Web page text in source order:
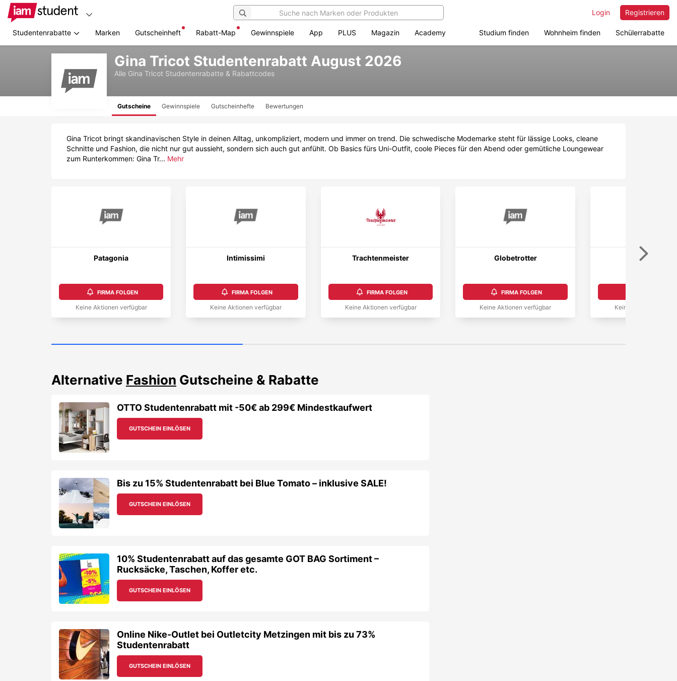
Registrieren
Login
Studentenrabatte Marken Gutscheinheft Rabatt-Map Gewinnspiele App PLUS Magazin Academy Studium finden Wohnheim finden Schülerrabatte
Gina Tricot Studentenrabatt August 2026
Alle Gina Tricot Studentenrabatte & Rabattcodes
Gutscheine Gewinnspiele Gutscheinhefte Bewertungen
Gina Tricot bringt skandinavischen Style in deinen Alltag, unkompliziert, modern und immer on trend. Die schwedische Modemarke steht für lässige Looks, cleane
Schnitte und Fashion, die nicht nur gut aussieht, sondern sich auch gut anfühlt. Ob Basics fürs Uni-Outfit, coole Pieces für den Abend oder gemütliche Loungewear
zum Runterkommen: Gina Tr... Mehr
Patagonia
FIRMA FOLGEN
Keine Aktionen verfügbar
Intimissimi
FIRMA FOLGEN
Keine Aktionen verfügbar
Trachtenmeister
FIRMA FOLGEN
Keine Aktionen verfügbar
Globetrotter
FIRMA FOLGEN
Keine Aktionen verfügbar
Gymshark
Keine Aktionen
Alternative Fashion Gutscheine & Rabatte
OTTO Studentenrabatt mit -50€ ab 299€ Mindestkaufwert
GUTSCHEIN EINLÖSEN
Bis zu 15% Studentenrabatt bei Blue Tomato – inklusive SALE!
GUTSCHEIN EINLÖSEN
10% Studentenrabatt auf das gesamte GOT BAG Sortiment –
Rucksäcke, Taschen, Koffer etc.
GUTSCHEIN EINLÖSEN
Online Nike-Outlet bei Outletcity Metzingen mit bis zu 73%
Studentenrabatt
GUTSCHEIN EINLÖSEN